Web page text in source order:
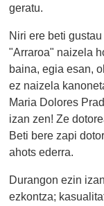
geratu.
Niri ere beti
"Arraroa" naizela
baina, egia esan,
ez naizela
Maria Dolores
izan zen! Ze
Beti bere zapi
ahots ederra.
Durangon ezin
ezkontza;